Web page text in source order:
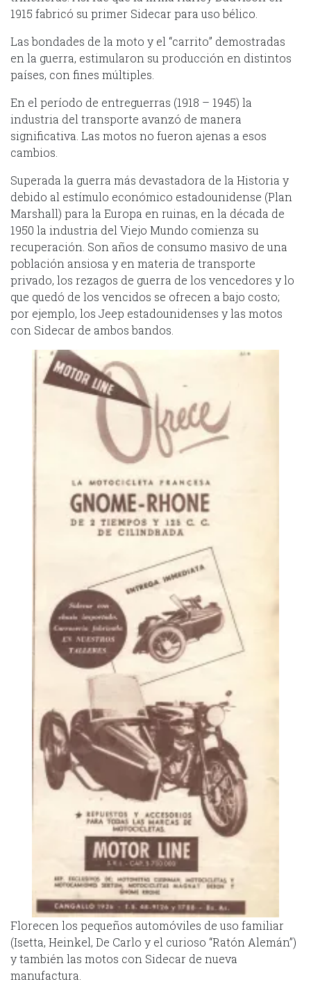
1915 fabricó su primer Sidecar para uso bélico.
Las bondades de la moto y el “carrito” demostradas
en la guerra, estimularon su producción en distintos
países, con fines múltiples.
En el período de entreguerras (1918 – 1945) la
industria del transporte avanzó de manera
significativa. Las motos no fueron ajenas a esos
cambios.
Superada la guerra más devastadora de la Historia y
debido al estímulo económico estadounidense (Plan
Marshall) para la Europa en ruinas, en la década de
1950 la industria del Viejo Mundo comienza su
recuperación. Son años de consumo masivo de una
población ansiosa y en materia de transporte
privado, los rezagos de guerra de los vencedores y lo
que quedó de los vencidos se ofrecen a bajo costo;
por ejemplo, los Jeep estadounidenses y las motos
con Sidecar de ambos bandos.
Florecen los pequeños automóviles de uso familiar
(Isetta, Heinkel, De Carlo y el curioso “Ratón Alemán”)
y también las motos con Sidecar de nueva
manufactura.